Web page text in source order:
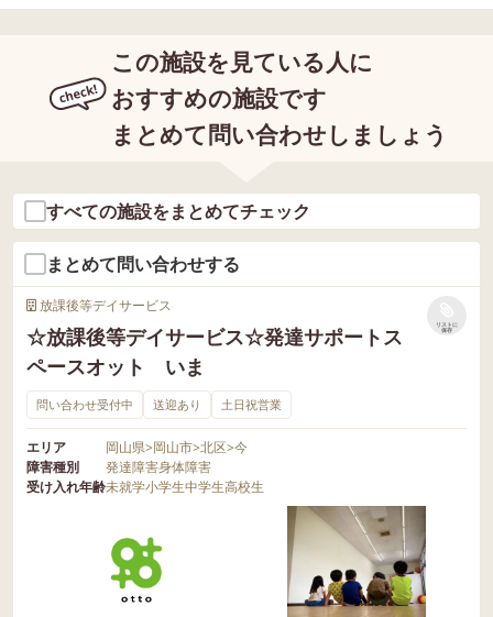
この施設を見ている人に
おすすめの施設です
まとめて問い合わせしましょう
すべての施設をまとめてチェック
まとめて問い合わせする
放課後等デイサービス
☆放課後等デイサービス☆発達サポートス
ペースオット いま
リストに
保存
問い合わせ受付中 送迎あり 土日祝営業
エリア 岡山県>岡山市>北区>今
障害種別
発達障害身体障害
受け入れ年齢未就学小学生中学生高校生